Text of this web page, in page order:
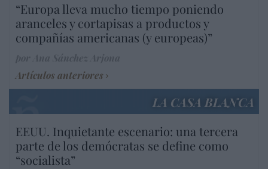
“Europa lleva mucho tiempo poniendo
aranceles y cortapisas a productos y
compañías americanas (y europeas)”
Artículos anteriores
LA CASA BLANCA
EEUU. Inquietante escenario: una tercera
parte de los demócratas se define como
“socialista”